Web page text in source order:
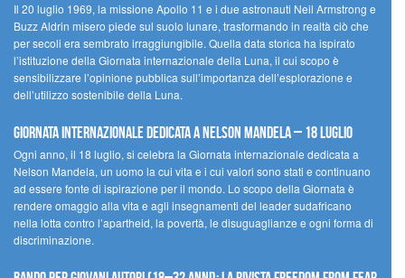
Il 20 luglio 1969, la missione Apollo 11 e i due astronauti Neil Armstrong e
Buzz Aldrin misero piede sul suolo lunare, trasformando in realtà ciò che
per secoli era sembrato irraggiungibile. Quella data storica ha ispirato
l’istituzione della Giornata internazionale della Luna, il cui scopo è
sensibilizzare l’opinione pubblica sull’importanza dell’esplorazione e
dell’utilizzo sostenibile della Luna.
Giornata internazionale dedicata a Nelson Mandela – 18 luglio
Ogni anno, il 18 luglio, si celebra la Giornata internazionale dedicata a
Nelson Mandela, un uomo la cui vita e i cui valori sono stati e continuano
ad essere fonte di ispirazione per il mondo. Lo scopo della Giornata è
rendere omaggio alla vita e agli insegnamenti del leader sudafricano
nella lotta contro l’apartheid, la povertà, le disuguaglianze e ogni forma di
discriminazione.